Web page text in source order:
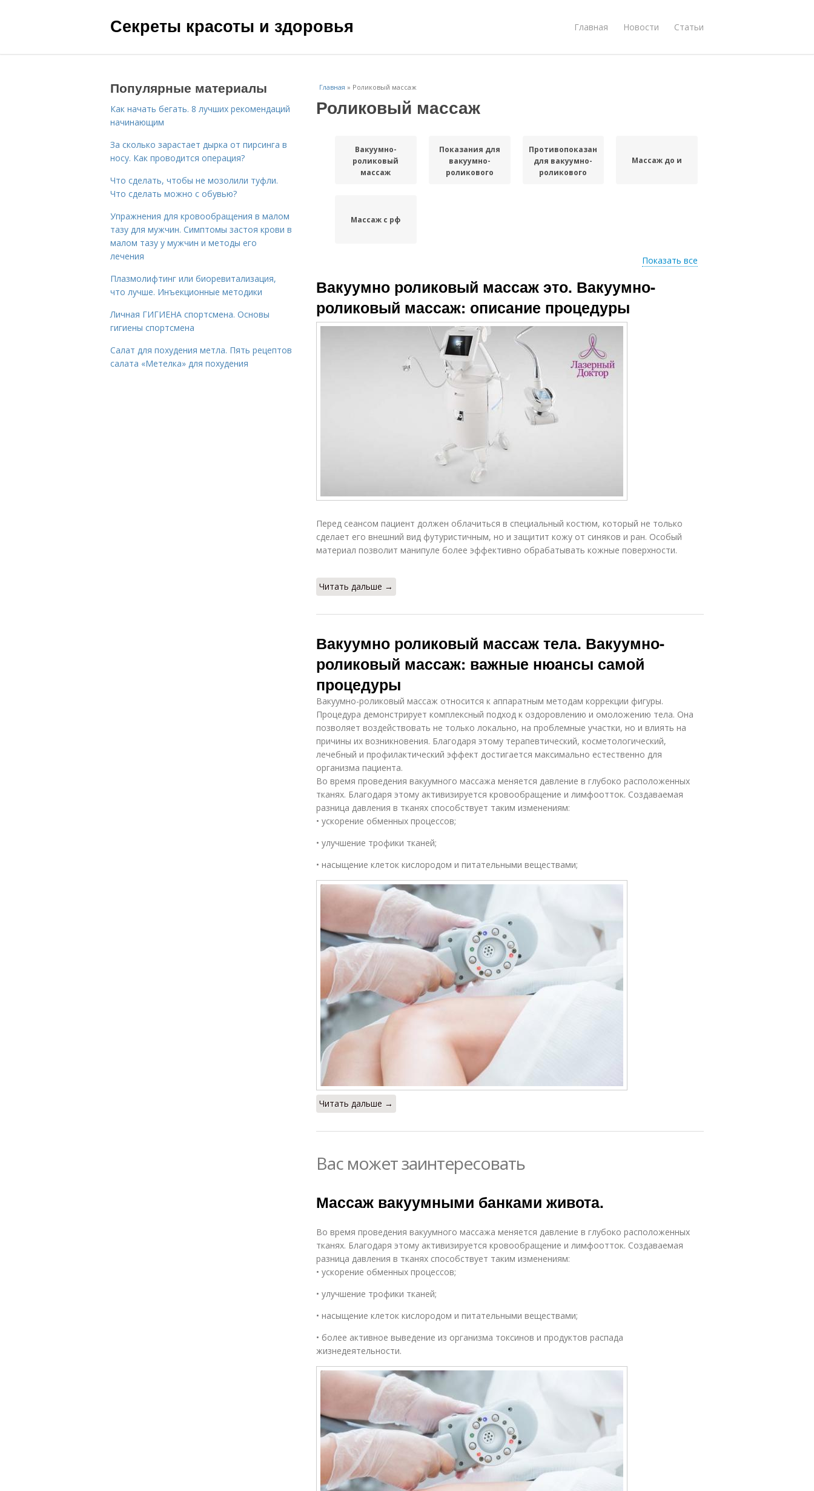
Секреты красоты и здоровья Главная Новости Статьи
Главная » Роликовый массаж
Роликовый массаж
Вакуумно-
роликовый
массаж
Показания для
вакуумно-
роликового
Противопоказания
для вакуумно-
роликового
Массаж до и
Массаж с рф
Показать все
Вакуумно роликовый массаж это. Вакуумно-
роликовый массаж: описание процедуры
Перед сеансом пациент должен облачиться в специальный костюм, который не только
сделает его внешний вид футуристичным, но и защитит кожу от синяков и ран. Особый
материал позволит манипуле более эффективно обрабатывать кожные поверхности.
Читать дальше →
Вакуумно роликовый массаж тела. Вакуумно-
роликовый массаж: важные нюансы самой
процедуры
Вакуумно-роликовый массаж относится к аппаратным методам коррекции фигуры.
Процедура демонстрирует комплексный подход к оздоровлению и омоложению тела. Она
позволяет воздействовать не только локально, на проблемные участки, но и влиять на
причины их возникновения. Благодаря этому терапевтический, косметологический,
лечебный и профилактический эффект достигается максимально естественно для
организма пациента.
Во время проведения вакуумного массажа меняется давление в глубоко расположенных
тканях. Благодаря этому активизируется кровообращение и лимфоотток. Создаваемая
разница давления в тканях способствует таким изменениям:
• ускорение обменных процессов;
• улучшение трофики тканей;
• насыщение клеток кислородом и питательными веществами;
Читать дальше →
Вас может заинтересовать
Массаж вакуумными банками живота.
Во время проведения вакуумного массажа меняется давление в глубоко расположенных
тканях. Благодаря этому активизируется кровообращение и лимфоотток. Создаваемая
разница давления в тканях способствует таким изменениям:
• ускорение обменных процессов;
• улучшение трофики тканей;
• насыщение клеток кислородом и питательными веществами;
• более активное выведение из организма токсинов и продуктов распада
жизнедеятельности.
Популярные материалы
Как начать бегать. 8 лучших рекомендаций
начинающим
За сколько зарастает дырка от пирсинга в
носу. Как проводится операция?
Что сделать, чтобы не мозолили туфли.
Что сделать можно с обувью?
Упражнения для кровообращения в малом
тазу для мужчин. Симптомы застоя крови в
малом тазу у мужчин и методы его
лечения
Плазмолифтинг или биоревитализация,
что лучше. Инъекционные методики
Личная ГИГИЕНА спортсмена. Основы
гигиены спортсмена
Салат для похудения метла. Пять рецептов
салата «Метелка» для похудения